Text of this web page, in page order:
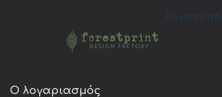
λογοτυπο
Ο λογαριασμός